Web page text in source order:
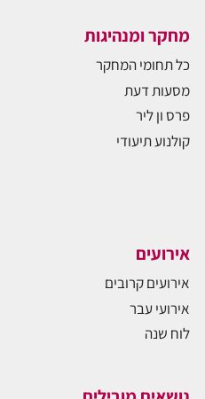
מחקר ומנהיגות
כל תחומי המחקר
מסעות דעת
פרס ון ליר
קולנוע תיעודי
אירועים
אירועים קרובים
אירועי עבר
לוח שנה